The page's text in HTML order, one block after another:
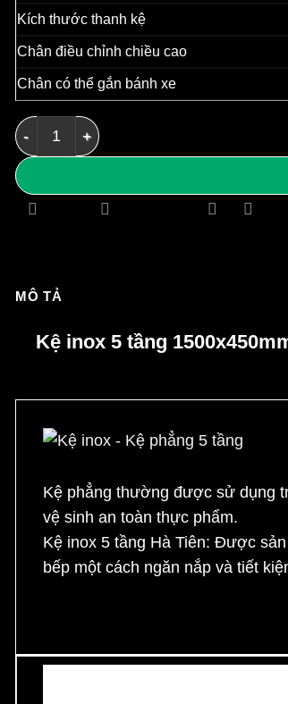
Kích thước thanh kệ
Chân điều chỉnh chiều cao
Chân có thể gắn bánh xe
Kệ inox 5 tầng 1500x450mm - Kệ phẳng
MÔ TẢ
Kệ inox 5 tầng
Kệ phẳng thường được sử dụng
vệ sinh an toàn thực phẩm.
Kệ inox 5 tầng Hà Tiên: Được sản
bếp một cách ngăn nắp và tiết